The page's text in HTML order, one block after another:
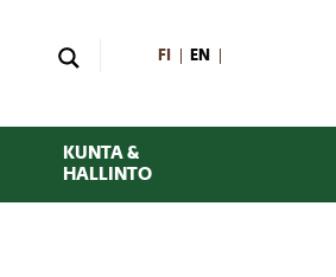
FI EN
KUNTA &
HALLINTO